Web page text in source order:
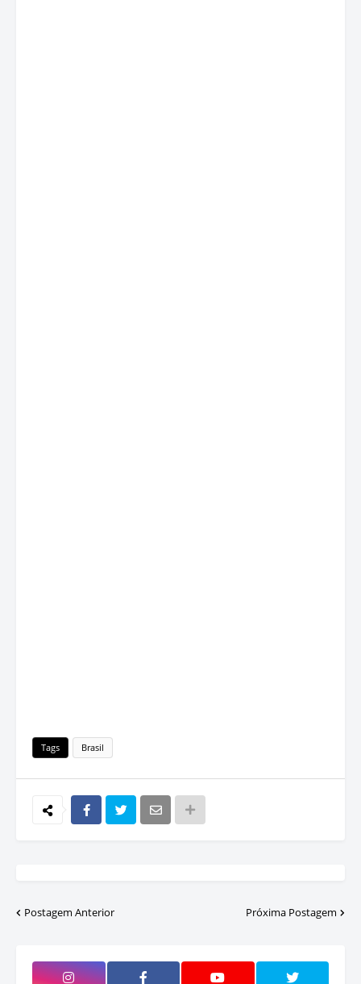
Tags Brasil
Postagem Anterior Próxima Postagem